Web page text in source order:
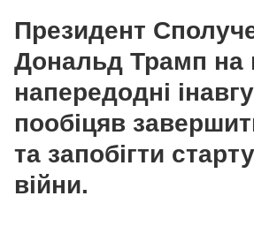
Президент
Дональд Трамп на
напередодні
пообіцяв
та запобігти
війни.